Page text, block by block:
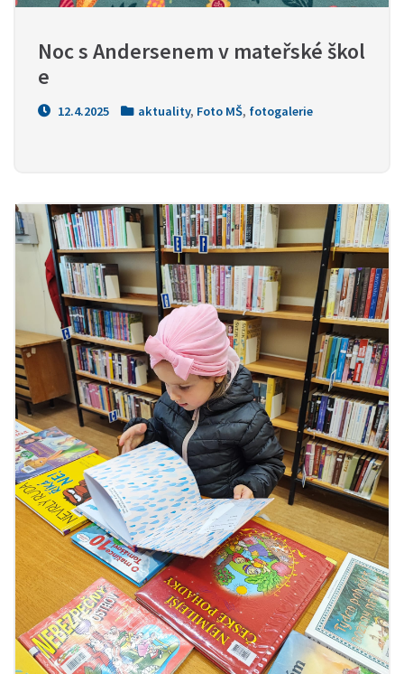
Noc s Andersenem v mateřské škol
e
12.4.2025 aktuality, Foto MŠ, fotogalerie